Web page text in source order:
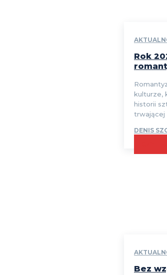
Rok
kulturze,
historii
trwającej
DENIS
Bez